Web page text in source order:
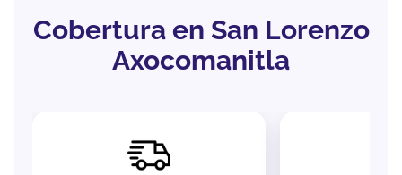
Cobertura en San Lorenzo
Axocomanitla